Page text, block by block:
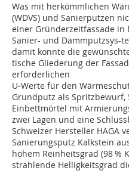
Was mit herkömmlichen
(WDVS) und Sanierputzen
einer Gründerzeitfassade
Sanier- und Dämmputzsys-
damit konnte die
tische Gliederung der
erforderlichen
U-Werte für den
Grundputz als
Einbettmörtel mit
zwei Lagen und eine
Schweizer Hersteller HAGA
Sanierungsputz Kalkstein
hohem Reinheitsgrad (98 %
strahlende Helligkeitsgrad